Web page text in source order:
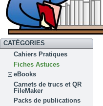
CATÉGORIES
Cahiers Pratiques
Fiches Astuces
eBooks
Carnets de trucs et QR
FileMaker
Packs de publications